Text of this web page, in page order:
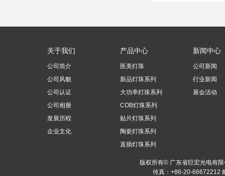
关于我们
公司简介
公司风貌
公司认证
公司相册
发展历程
企业文化
产品中心
医美灯珠
新品灯珠系列
大功率灯珠系列
COB灯珠系列
贴片灯珠系列
陶瓷灯珠系列
直插灯珠系列
新闻中心
公司新闻
行业新闻
展会活动
版权所有© 广东省巨宏光电有
传真：+86-20-66672212